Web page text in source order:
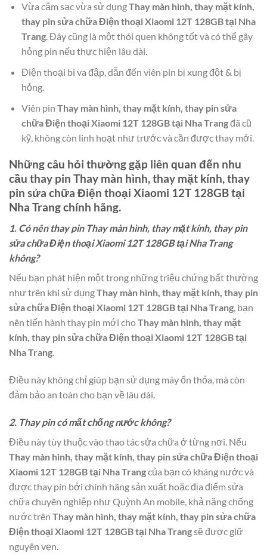
Vừa cắm sạc vừa sử dụngThay màn hình, thay mặt kính,
thay pin sửa chữa Điện thoại Xiaomi 12T 128GB tại Nha
Trang. Đây cũng là một thói quen không tốt và có thể gây
hỏng pin nếu thực hiện lâu dài.
Điện thoại bi va đập, dẫn đến viên pin bị xung đột & bị
hỏng.
Viên pin Thay màn hình, thay mặt kính, thay pin sửa
chữa Điện thoại Xiaomi 12T 128GB tại Nha Trangđã cũ
kỹ, không còn linh hoạt như trước và cần được thay mới.
Những câu hỏi thường gặp liên quan đến nhu
cầu thay pin Thay màn hình, thay mặt kính, thay
pin sửa chữa Điện thoại Xiaomi 12T 128GB tại
Nha Trangchính hãng.
1. Có nên thay pin Thay màn hình, thay mặt kính, thay pin
sửa chữa Điện thoại Xiaomi 12T 128GB tại Nha Trang
không?
Nếu bạn phát hiện một trong những triệu chứng bất thường
như trên khi sử dụngThay màn hình, thay mặt kính, thay pin
sửa chữa Điện thoại Xiaomi 12T 128GB tại Nha Trang, bạn
nên tiến hành thay pin mới choThay màn hình, thay mặt
kính, thay pin sửa chữa Điện thoại Xiaomi 12T 128GB tại
Nha Trang.
Điều này không chỉ giúp bạn sử dụng máy ổn thỏa, mà còn
đảm bảo an toàn cho bạn về lâu dài.
2. Thay pin có mất chống nước không?
Điều này tùy thuộc vào thao tác sửa chữa ở từng nơi. Nếu
Thay màn hình, thay mặt kính, thay pin sửa chữa Điện thoại
Xiaomi 12T 128GB tại Nha Trangcủa bạn có kháng nước và
được thay pin bởi chính hãng sản xuất hoặc địa điểm sửa
chữa chuyên nghiệp như Quỳnh An mobile, khả năng chống
nước trên Thay màn hình, thay mặt kính, thay pin sửa chữa
Điện thoại Xiaomi 12T 128GB tại Nha Trangsẽ được giữ
nguyên vẹn.